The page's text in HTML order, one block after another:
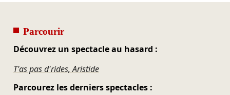
Parcourir
Découvrez un spectacle au hasard :
T'as pas d'rides, Aristide
Parcourez les derniers spectacles :